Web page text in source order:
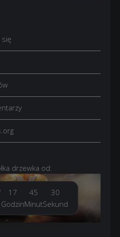
drzewka od:
17
Godzin
45
Minut
32
Sekund